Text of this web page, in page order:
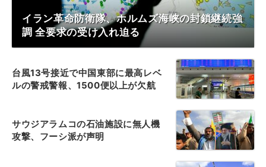
イラン革命防衛隊、ホルムズ海峡の封鎖継続強
調 全要求の受け入れ迫る
台風13号接近で中国東部に最高レベ
ルの警戒警報、1500便以上が欠航
サウジアラムコの石油施設に無人機
攻撃、フーシ派が声明